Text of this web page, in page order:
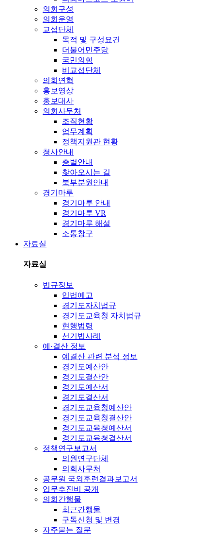
의회구성
의회운영
교섭단체
목적 및 구성요건
더불어민주당
국민의힘
비교섭단체
의회연혁
홍보영상
홍보대사
의회사무처
조직현황
업무계획
정책지원관 현황
청사안내
층별안내
찾아오시는 길
북부분원안내
경기마루
경기마루 안내
경기마루 VR
경기마루 해설
소통창구
자료실
자료실
법규정보
입법예고
경기도자치법규
경기도교육청 자치법규
현행법령
선거법사례
예·결산 정보
예결산 관련 분석 정보
경기도예산안
경기도결산안
경기도예산서
경기도결산서
경기도교육청예산안
경기도교육청결산안
경기도교육청예산서
경기도교육청결산서
정책연구보고서
의원연구단체
의회사무처
공무원 국외훈련결과보고서
업무추진비 공개
의회간행물
최근간행물
구독신청 및 변경
자주묻는 질문